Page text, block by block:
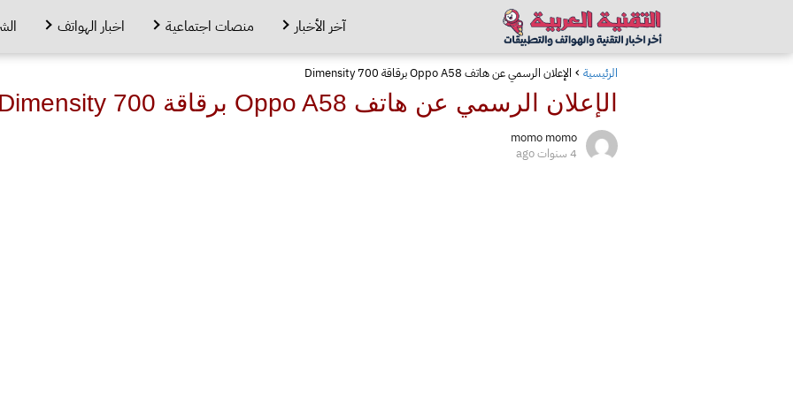
آخر الأخبار منصات اجتماعية اخبار الهواتف
الرئيسية الإعلان الرسمي عن هاتف Oppo A58 برقاقة Dimensity 700
الإعلان الرسمي عن هاتف Oppo A58 برقاقة Dimensity 700
momo momo
4 سنوات ago